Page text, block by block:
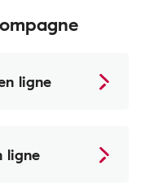
ligne
ligne